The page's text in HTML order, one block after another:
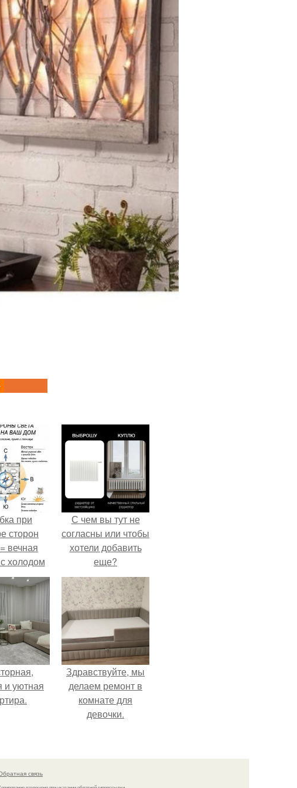
при
сторон
вечная
холодом
С чем вы тут не
согласны или чтобы
хотели добавить
еще?
и уютная
Здравствуйте, мы
делаем ремонт в
комнате для
девочки.
связь